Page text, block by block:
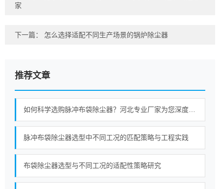
家
下一篇： 怎么选择适配不同生产场景的锅炉除尘器
推荐文章
脉冲布袋除尘器选型中不同工况的匹配策略与工程实践
布袋除尘器选型与不同工况的适配性策略研究